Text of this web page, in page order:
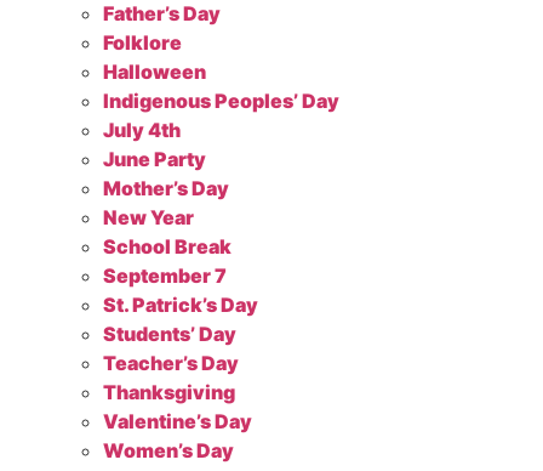
Father’s Day
Folklore
Halloween
Indigenous Peoples’ Day
July 4th
June Party
Mother’s Day
New Year
School Break
September 7
St. Patrick’s Day
Students’ Day
Teacher’s Day
Thanksgiving
Valentine’s Day
Women’s Day